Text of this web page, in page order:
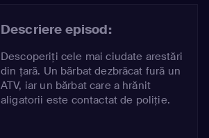
Descriere episod:
Descoperiți cele mai ciudate arestări
din țară. Un bărbat dezbrăcat fură un
ATV, iar un bărbat care a hrănit
aligatorii este contactat de poliție.